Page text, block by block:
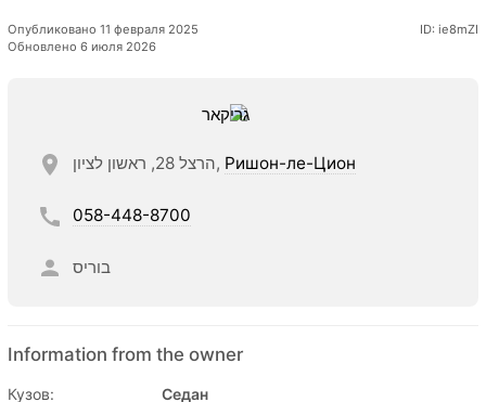
Опубликовано 11 февраля 2025
Обновлено 6 июля 2026
ID: ie8mZI
הרצל 28, ראשון לציון, Ришон-ле-Цион
058-448-8700
בוריס
Information from the owner
Кузов:
Седан